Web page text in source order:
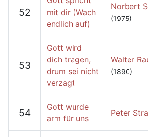
52
mit dir (Wach
endlich auf)
Norbert
(1975)
53
Gott wird
dich tragen,
drum sei nicht
verzagt
Walter
(1890)
54
Gott wurde
arm für uns
Peter